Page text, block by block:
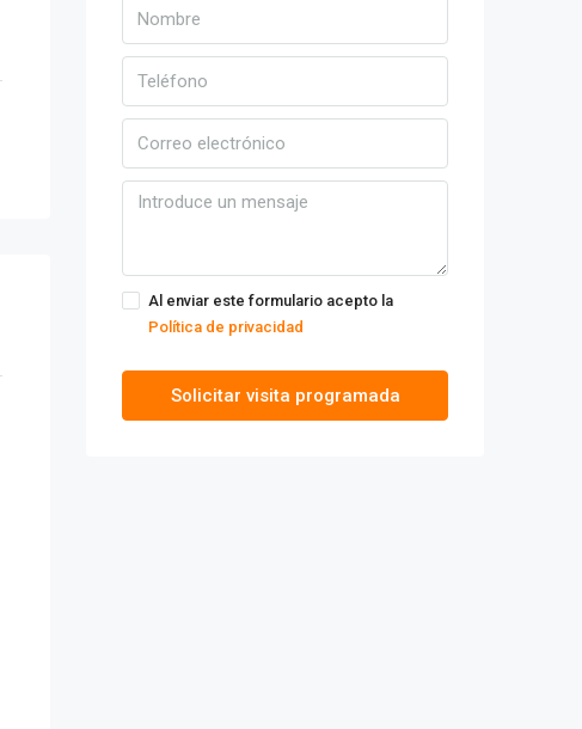
Al enviar este formulario acepto la
Política de privacidad
Solicitar visita programada